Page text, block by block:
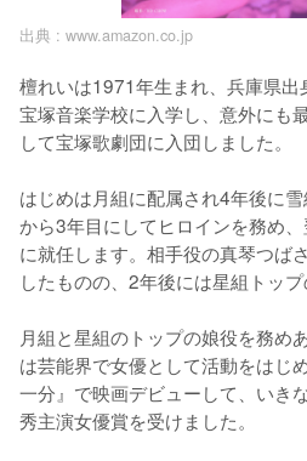
出典 : www.amazon.co.jp
檀れいは1971年生まれ、兵庫県
宝塚音楽学校に入学し、意外にも
して宝塚歌劇団に入団しました。
はじめは月組に配属され4年後に
から3年目にしてヒロインを務め
に就任します。相手役の真琴つば
したものの、2年後には星組トップ
月組と星組のトップの娘役を務め
は芸能界で女優として活動をはじ
一分』で映画デビューして、いき
秀主演女優賞を受けました。